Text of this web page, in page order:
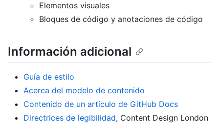
Elementos visuales
Bloques de código y anotaciones de código
Información adicional
Guía de estilo
Acerca del modelo de contenido
Contenido de un artículo de GitHub Docs
Directrices de legibilidad, Content Design London